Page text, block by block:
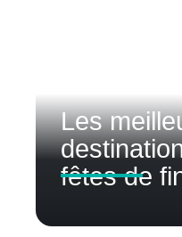
Les
fêtes de